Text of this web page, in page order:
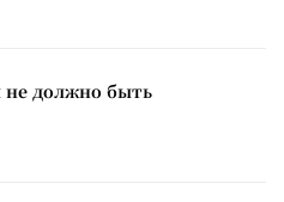
должно быть